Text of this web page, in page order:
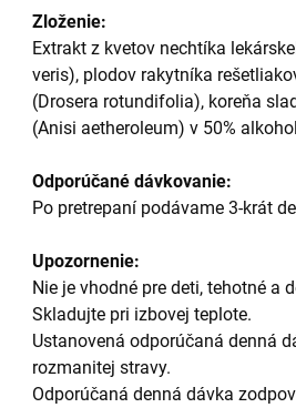
Zloženie:
Extrakt z kvetov nechtíka
veris), plodov rakytníka
(Drosera rotundifolia), koreňa
(Anisi aetheroleum) v 50%
Odporúčané dávkovanie:
Po pretrepaní podávame 3-krát
Upozornenie:
Nie je vhodné pre deti, tehotné a
Skladujte pri izbovej teplote.
Ustanovená odporúčaná denná
rozmanitej stravy.
Odporúčaná denná dávka